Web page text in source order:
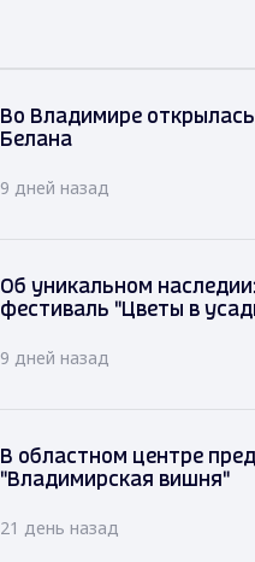
Во Владимире
Белана
9 дней назад
Об уникальном
фестиваль "Цветы в
9 дней назад
В областном центре
"Владимирская вишня"
21 день назад